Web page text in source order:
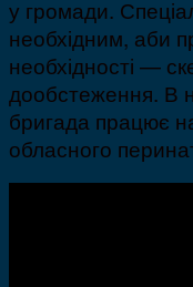
у громади.
необхідним, аби
необхідності —
дообстеження. В
бригада працює
обласного